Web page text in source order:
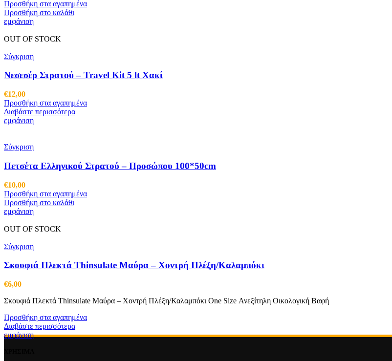
Προσθήκη στα αγαπημένα
Προσθήκη στο καλάθι
εμφάνιση
OUT OF STOCK
Σύγκριση
Νεσεσέρ Στρατού – Travel Kit 5 lt Χακί
€12,00
Προσθήκη στα αγαπημένα
Διαβάστε περισσότερα
εμφάνιση
Σύγκριση
Πετσέτα Ελληνικού Στρατού – Προσώπου 100*50cm
€10,00
Προσθήκη στα αγαπημένα
Προσθήκη στο καλάθι
εμφάνιση
OUT OF STOCK
Σύγκριση
Σκουφιά Πλεκτά Thinsulate Μαύρα – Χοντρή Πλέξη/Καλαμπόκι
€6,00
Σκουφιά Πλεκτά Thinsulate Μαύρα – Χοντρή Πλέξη/Καλαμπόκι One Size Ανεξίτηλη Οικολογική Βαφή
Προσθήκη στα αγαπημένα
Διαβάστε περισσότερα
εμφάνιση